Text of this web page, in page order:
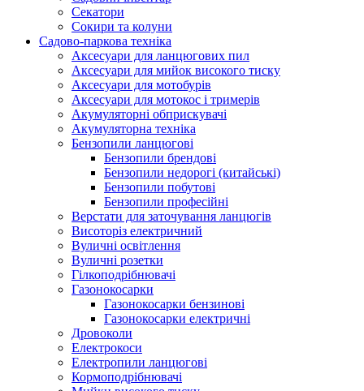
Секатори
Сокири та колуни
Садово-паркова техніка
Аксесуари для ланцюгових пил
Аксесуари для мийок високого тиску
Аксесуари для мотобурів
Аксесуари для мотокос і тримерів
Акумуляторні обприскувачі
Акумуляторна техніка
Бензопили ланцюгові
Бензопили брендові
Бензопили недорогі (китайські)
Бензопили побутові
Бензопили професійні
Верстати для заточування ланцюгів
Висоторіз електричний
Вуличні освітлення
Вуличні розетки
Гілкоподрібнювачі
Газонокосарки
Газонокосарки бензинові
Газонокосарки електричні
Дровоколи
Електрокоси
Електропили ланцюгові
Кормоподрібнювачі